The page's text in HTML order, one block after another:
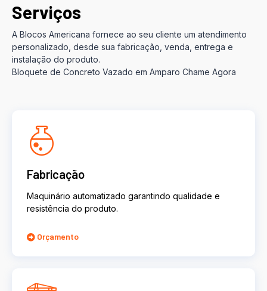
Serviços
A Blocos Americana fornece ao seu cliente um atendimento
personalizado, desde sua fabricação, venda, entrega e
instalação do produto.
Bloquete de Concreto Vazado em Amparo Chame Agora
Fabricação
Maquinário automatizado garantindo qualidade e
resistência do produto.
Orçamento